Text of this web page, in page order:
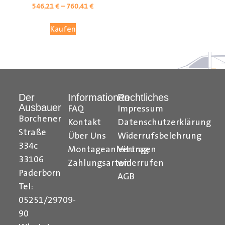
Citroen Berlingo Radkastenschutz, Citroen Jumpy
Radkastenschutz, Citroen Jumper Radkastenschutz,
Citroen Nemo Radkastenschutz, Dacia Dokker
Radkastenschutz, Fiat Doblo Cargo Radkastenschutz,
Fiat Scudo Radkastenschutz, Fiat Ducato
Radkastenschutz, Fiat Fiorino Radkastenschutz, Fiat
Talento Radkastenschutz, Ford Transit Courier
Radkastenschutz, Ford Connect Radkastenschutz, Ford
546,21€–760,41€
Kaufen
Der
Ausbauer
Borchener
Straße
334c
33106
Paderborn
Tel:
05251/29709-
90
Informationen
FAQ
Kontakt
Über Uns
Montageanleitungen
Zahlungsarten
Rechtliches
Impressum
Datenschutzerklärung
Widerrufsbelehrung
Vertrag
widerrufen
AGB